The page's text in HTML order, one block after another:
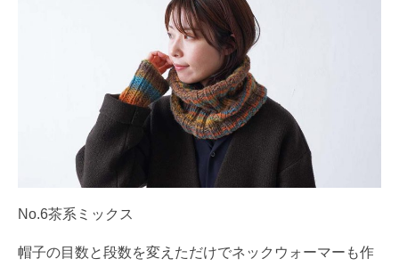
No.6茶系ミックス
帽子の目数と段数を変えただけでネックウォーマーも作